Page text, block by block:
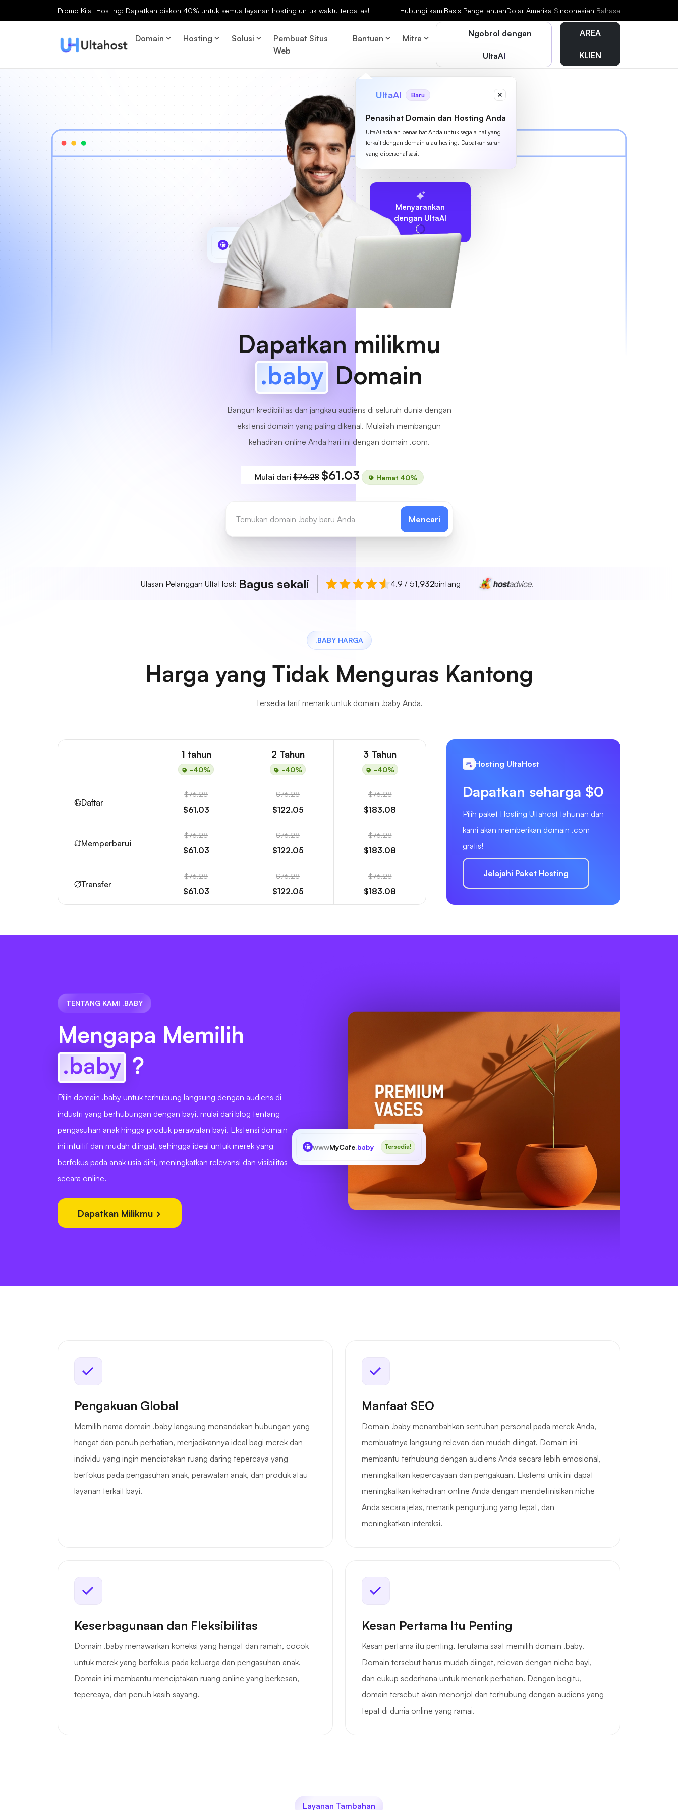
Promo Kilat Hosting: Dapatkan diskon 40% untuk semua layanan hosting untuk waktu terbatas! Hubungi kamiBasis PengetahuanDolar Amerika $Indonesian Bahasa
Domain Hosting Solusi
Pembuat Situs
Web
Bantuan Mitra Ngobrol dengan
UltaAI
UltaAI Baru
Penasihat Domain dan Hosting Anda
UltaAI adalah penasihat Anda untuk segala hal yang
terkait dengan domain atau hosting. Dapatkan saran
yang dipersonalisasi.
AREA
KLIEN
Menyarankan
dengan UltaAI
www MyCafe
Dapatkan milikmu
.baby Domain
Bangun kredibilitas dan jangkau audiens di seluruh dunia dengan
ekstensi domain yang paling dikenal. Mulailah membangun
kehadiran online Anda hari ini dengan domain .com.
Mulai dari$76.28 $61.03 Hemat 40%
Mencari
Ulasan Pelanggan UltaHost: Bagus sekali 4.9 / 51,932bintang
.BABY HARGA
Harga yang Tidak Menguras Kantong
Tersedia tarif menarik untuk domain .baby Anda.
1 tahun
-40%
2 Tahun
-40%
3 Tahun
-40%
Daftar
$76.28
$61.03
$76.28
$122.05
$76.28
$183.08
Memperbarui
$76.28
$61.03
$76.28
$122.05
$76.28
$183.08
Transfer
$76.28
$61.03
$76.28
$122.05
$76.28
$183.08
Hosting UltaHost
Dapatkan seharga $0
Pilih paket Hosting Ultahost tahunan dan
kami akan memberikan domain .com
gratis!
Jelajahi Paket Hosting
TENTANG KAMI .BABY
Mengapa Memilih
.baby ?
Pilih domain .baby untuk terhubung langsung dengan audiens di
industri yang berhubungan dengan bayi, mulai dari blog tentang
pengasuhan anak hingga produk perawatan bayi. Ekstensi domain
ini intuitif dan mudah diingat, sehingga ideal untuk merek yang
berfokus pada anak usia dini, meningkatkan relevansi dan visibilitas
secara online.
Dapatkan Milikmu
wwwMyCafe.baby Tersedia!
Pengakuan Global
Memilih nama domain .baby langsung menandakan hubungan yang
hangat dan penuh perhatian, menjadikannya ideal bagi merek dan
individu yang ingin menciptakan ruang daring tepercaya yang
berfokus pada pengasuhan anak, perawatan anak, dan produk atau
layanan terkait bayi.
Manfaat SEO
Domain .baby menambahkan sentuhan personal pada merek Anda,
membuatnya langsung relevan dan mudah diingat. Domain ini
membantu terhubung dengan audiens Anda secara lebih emosional,
meningkatkan kepercayaan dan pengakuan. Ekstensi unik ini dapat
meningkatkan kehadiran online Anda dengan mendefinisikan niche
Anda secara jelas, menarik pengunjung yang tepat, dan
meningkatkan interaksi.
Keserbagunaan dan Fleksibilitas
Domain .baby menawarkan koneksi yang hangat dan ramah, cocok
untuk merek yang berfokus pada keluarga dan pengasuhan anak.
Domain ini membantu menciptakan ruang online yang berkesan,
tepercaya, dan penuh kasih sayang.
Kesan Pertama Itu Penting
Kesan pertama itu penting, terutama saat memilih domain .baby.
Domain tersebut harus mudah diingat, relevan dengan niche bayi,
dan cukup sederhana untuk menarik perhatian. Dengan begitu,
domain tersebut akan menonjol dan terhubung dengan audiens yang
tepat di dunia online yang ramai.
Layanan Tambahan